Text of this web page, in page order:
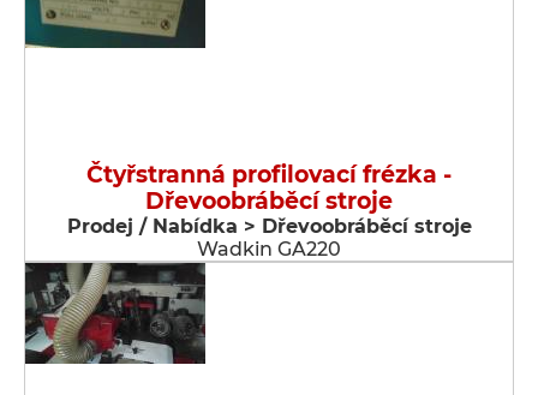
Čtyřstranná profilovací frézka -
Dřevoobráběcí stroje
Prodej / Nabídka > Dřevoobráběcí stroje
Wadkin GA220